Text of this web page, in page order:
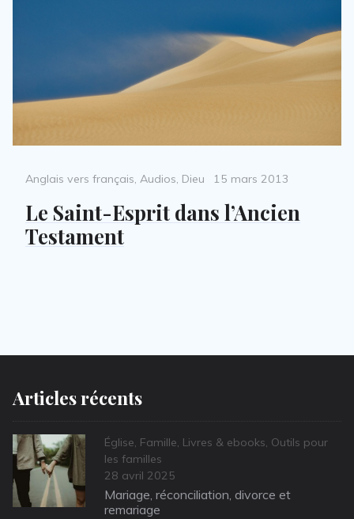
Categories
Anglais vers français, Audios, Dieu
Posted
15 mars 2013
Le Saint-Esprit dans l’Ancien
Testament
Articles récents
Categories
Église, Famille, Livres & ebooks, Outils pour
les familles
Posted
on
28 avril 2025
Mariage, réconciliation, divorce et
remariage